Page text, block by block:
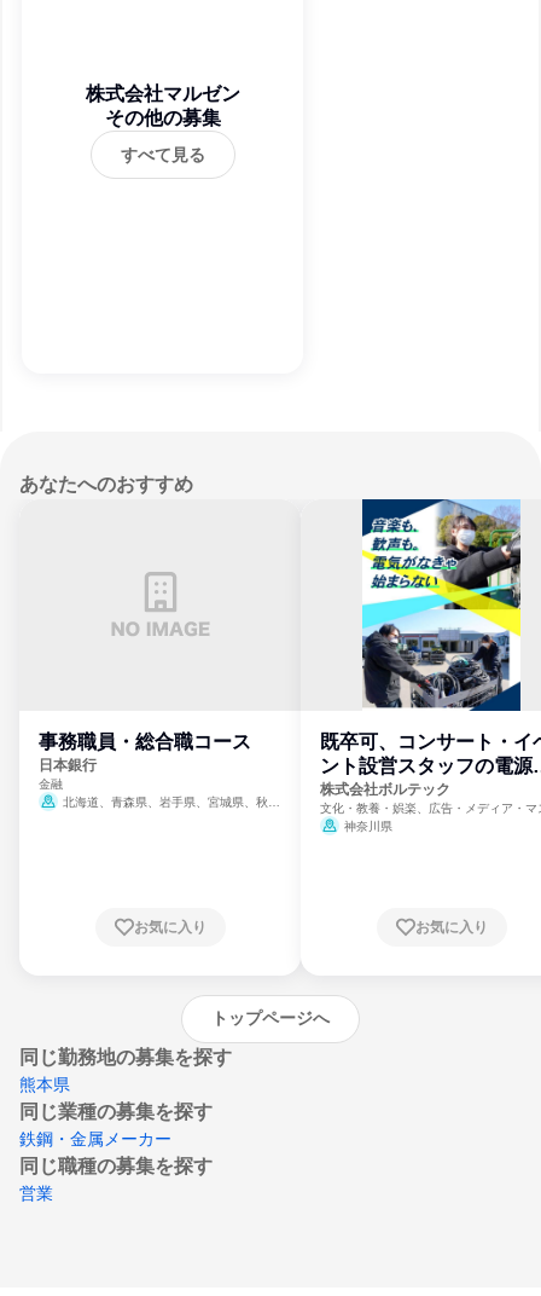
株式会社マルゼン
その他の募集
すべて見る
あなたへのおすすめ
事務職員・総合職コース
日本銀行
金融
北海道、青森県、岩手県、宮城県、秋田
崎県、熊本県、大分県、宮崎県、鹿児島県、
お気に入り
既卒可、コンサート・イ
ント設営スタッフの電源
門
株式会社ボルテック
文化・教養・娯楽、広告・メディア・マ
ミ、電力・ガス・水道・エネルギー
神奈川県
お気に入り
トップページへ
同じ勤務地の募集を探す
熊本県
同じ業種の募集を探す
鉄鋼・金属メーカー
同じ職種の募集を探す
営業